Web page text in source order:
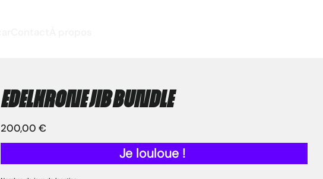
EDELKRONE jib Bundle
Prix
200,00 €
Je louloue !